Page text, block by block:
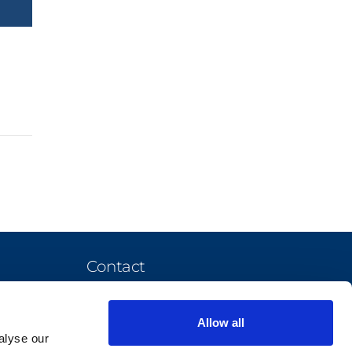
our
Allow all
Contact
office@elian-solutions.ro
askformore@elian-solutions.ro
+40 737 512 579